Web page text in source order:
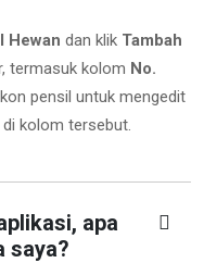
Hewan dan klik Tambah
termasuk kolom No.
pensil untuk mengedit
kolom tersebut.
apa
saya?